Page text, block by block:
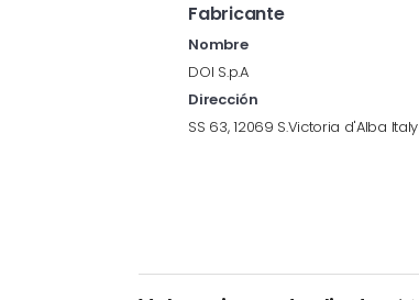
Fabricante
Nombre
DOI S.p.A
Dirección
SS 63, 12069 S.Victoria d'Alba Italy